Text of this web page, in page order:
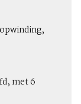
met 6